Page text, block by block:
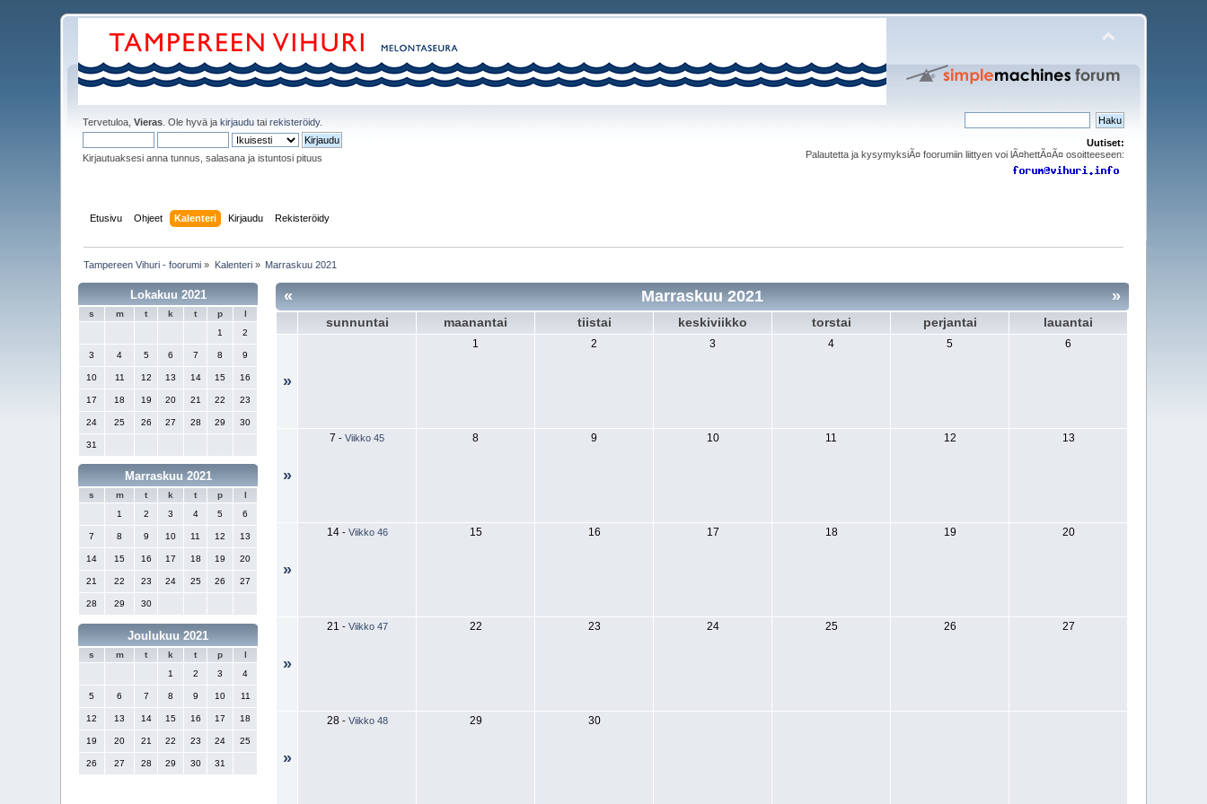
Tervetuloa,Vieras . Ole hyvä jakirjaudu tairekisteröidy.
Kirjautuaksesi anna tunnus, salasana ja istuntosi pituus
Uutiset:
Palautetta ja kysymyksiÃ¤ foorumiin liittyen voi lÃ¤hettÃ¤Ã¤ osoitteeseen:
Etusivu Ohjeet Kalenteri Kirjaudu Rekisteröidy
Tampereen Vihuri - foorumi » Kalenteri» Marraskuu 2021
Lokakuu 2021
s m t k t p
l
1
2
3 4 5 6 7 8 9
10 11 12 13 14 15 16
17 18 19 20 21 22 23
24 25 26 27 28 29 30
31
Marraskuu 2021
s m t k t p
l
1
2 3 4 5 6
7 8 9 10 11 12 13
14 15 16 17 18 19 20
21 22 23 24 25 26 27
28 29 30
Joulukuu 2021
s m t k t p
l
1
2 3 4
5 6 7 8 9 10 11
12 13 14 15 16 17 18
19 20 21 22 23 24 25
26 27 28 29 30 31
« »
Marraskuu 2021
sunnuntai maanantai tiistai keskiviikko torstai perjantai lauantai
»
1 2 3 4 5 6
»
7 -Viikko 45 8 9 10 11 12 13
»
14- Viikko 46 15 16 17 18 19 20
»
21 - Viikko 47 22 23 24 25 26 27
»
28- Viikko 48 29 30